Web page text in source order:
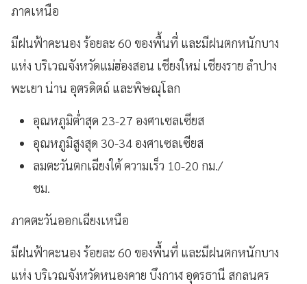
ภาคเหนือ
มีฝนฟ้าคะนอง ร้อยละ 60 ของพื้นที่ และมีฝนตกหนักบาง
แห่ง บริเวณจังหวัดแม่ฮ่องสอน เชียงใหม่ เชียงราย ลำปาง
พะเยา น่าน อุตรดิตถ์ และพิษณุโลก
อุณหภูมิต่ำสุด 23-27 องศาเซลเซียส
อุณหภูมิสูงสุด 30-34 องศาเซลเซียส
ลมตะวันตกเฉียงใต้ ความเร็ว 10-20 กม./
ชม.
ภาคตะวันออกเฉียงเหนือ
มีฝนฟ้าคะนอง ร้อยละ 60 ของพื้นที่ และมีฝนตกหนักบาง
แห่ง บริเวณจังหวัดหนองคาย บึงกาฬ อุดรธานี สกลนคร